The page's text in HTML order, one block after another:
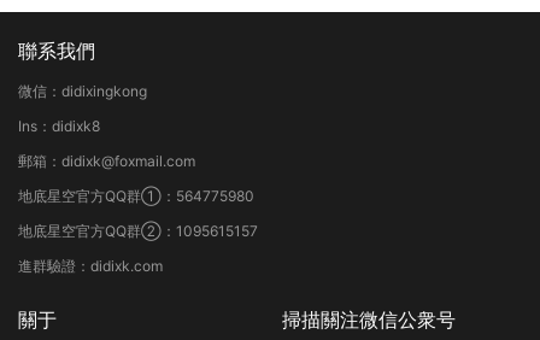
聯系我們
微信：didixingkong
Ins：didixk8
郵箱：didixk@foxmail.com
地底星空官方QQ群①：564775980
地底星空官方QQ群②：1095615157
進群驗證：didixk.com
關于 掃描關注微信公衆号